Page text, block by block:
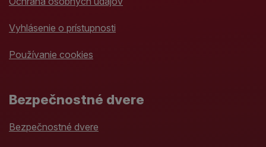
Vyhlásenie o prístupnosti
Používanie cookies
Bezpečnostné dvere
Bezpečnostné dvere